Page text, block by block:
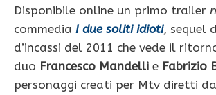
Disponibile online un primo trailer
commedia I due soliti idioti, sequel
d’incassi del 2011 che vede il
duo Francesco Mandelli e Fabrizio
personaggi creati per Mtv diretti